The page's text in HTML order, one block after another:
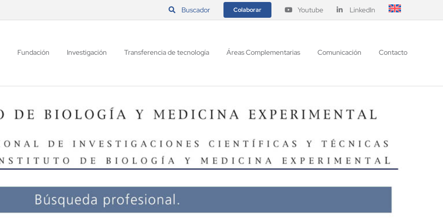
Buscador Colaborar Youtube LinkedIn
Fundación Investigación Transferencia de tecnología Áreas Complementarias Comunicación Contacto